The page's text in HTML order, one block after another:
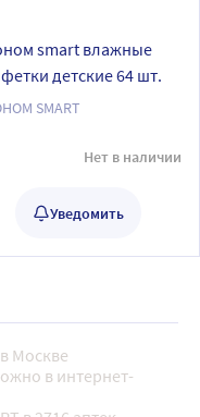
smart влажные
детские 64 шт.
SMART
Нет в наличии
Уведомить
Москве
в интернет-